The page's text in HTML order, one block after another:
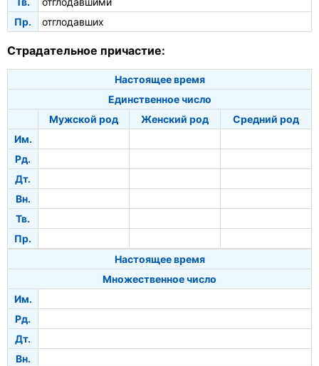
Пр.
отглодавших
Страдательное причастие:
Настоящее время
Единственное число
Мужской род
Женский род
Средний род
Им.
Рд.
Дт.
Вн.
Тв.
Пр.
Настоящее время
Множественное число
Им.
Рд.
Дт.
Вн.